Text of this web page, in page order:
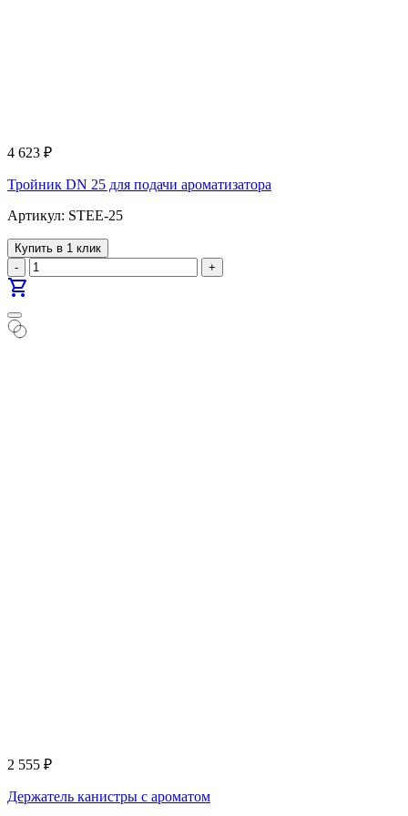
4 623 ₽
Тройник DN 25 для подачи ароматизатора
Артикул: STEE-25
Купить в 1 клик
-
+
shopping_cart
2 555 ₽
Держатель канистры с ароматом